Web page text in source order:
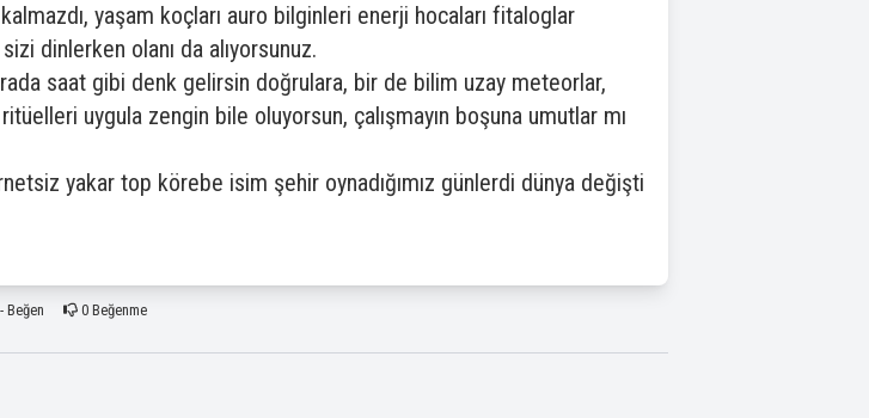
yaşam koçları auro bilginleri enerji hocaları fitaloglar
dinlerken olanı da alıyorsunuz.
saat gibi denk gelirsin doğrulara, bir de bilim uzay meteorlar,
uygula zengin bile oluyorsun, çalışmayın boşuna umutlar mı
yakar top körebe isim şehir oynadığımız günlerdi dünya değişti
Beğen 0 Beğenme